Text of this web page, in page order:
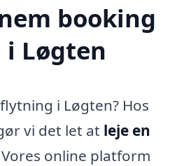
booking
Løgten
i Løgten? Hos
vi det let at leje en
online platform